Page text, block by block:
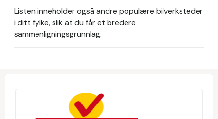
Listen inneholder også andre populære bilverksteder
i ditt fylke, slik at du får et bredere
sammenligningsgrunnlag.